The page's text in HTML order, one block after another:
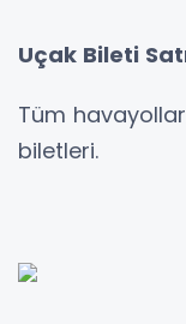
Uçak Bileti
Tüm
biletleri.